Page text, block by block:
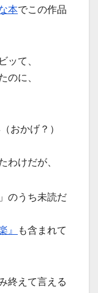
本でこの作品
ッて、
のに、
おかげ？）
わけだが、
のうち未読だ
』 も含まれて
終えて言える